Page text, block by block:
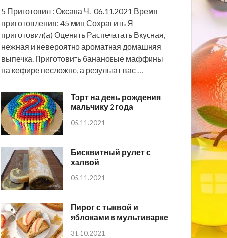
5 Приготовил : Оксана Ч. 06.11.2021 Время
приготовления: 45 мин Сохранить Я
приготовил(а) Оценить Распечатать Вкусная,
нежная и невероятно ароматная домашняя
выпечка. Приготовить банановые маффины
на кефире несложно, а результат вас …
Торт на день рождения
мальчику 2 года
05.11.2021
Бисквитный рулет с
халвой
05.11.2021
Пирог с тыквой и
яблоками в мультиварке
31.10.2021